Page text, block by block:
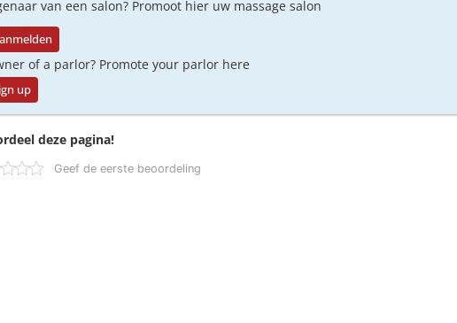
van een salon? Promoot hier uw massage salon
of a parlor? Promote your parlor here
up
deze pagina!
Geef de eerste beoordeling